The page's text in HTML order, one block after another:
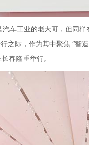
车工业的老大哥，但同
之际，作为其中聚焦 “智
长春隆重举行。